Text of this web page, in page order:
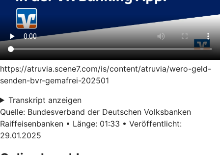
https://atruvia.scene7.com/is/content/atruvia/wero-geld-
senden-bvr-gemafrei-202501
Transkript anzeigen
Quelle: Bundesverband der Deutschen Volksbanken
Raiffeisenbanken • Länge: 01:33 • Veröffentlicht:
29.01.2025